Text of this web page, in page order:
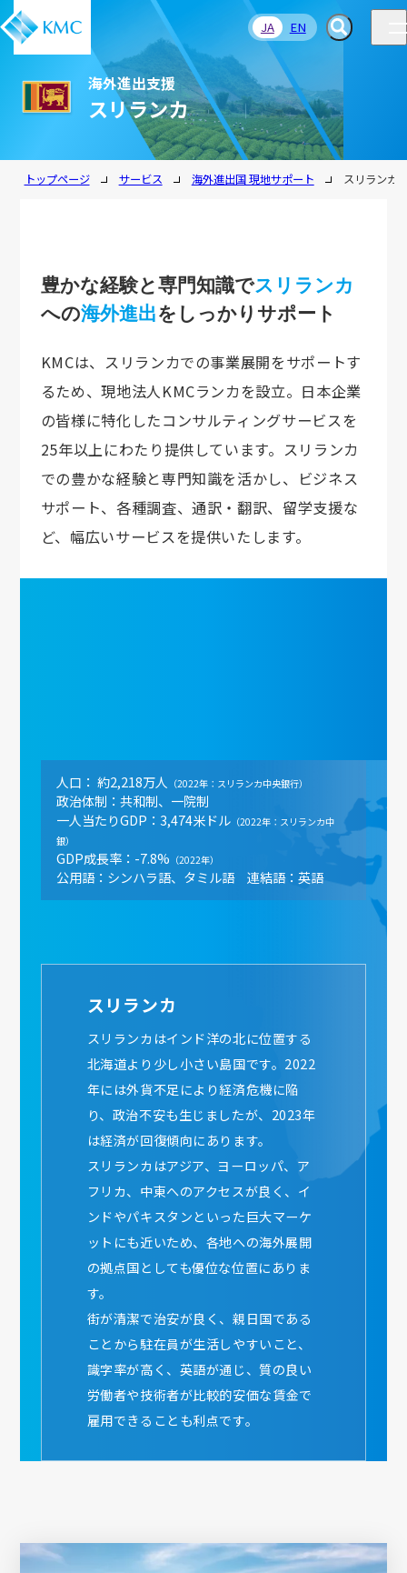
JA EN
海外進出支援
スリランカ
トップページ サービス 海外進出国 現地サポート スリランカ
豊かな経験と専門知識でスリランカ
への海外進出をしっかりサポート
KMCは、スリランカでの事業展開をサポートす
るため、現地法人KMCランカを設立。日本企業
の皆様に特化したコンサルティングサービスを
25年以上にわたり提供しています。スリランカ
での豊かな経験と専門知識を活かし、ビジネス
サポート、各種調査、通訳・翻訳、留学支援な
ど、幅広いサービスを提供いたします。
人口： 約2,218万人 （2022年：スリランカ中央銀行）
政治体制：共和制、一院制
一人当たりGDP：3,474米ドル （2022年：スリランカ中
銀）
GDP成長率：-7.8% （2022年）
公用語：シンハラ語、タミル語 連結語：英語
スリランカ
スリランカはインド洋の北に位置する
北海道より少し小さい島国です。2022
年には外貨不足により経済危機に陥
り、政治不安も生じましたが、2023年
は経済が回復傾向にあります。
スリランカはアジア、ヨーロッパ、ア
フリカ、中東へのアクセスが良く、イ
ンドやパキスタンといった巨大マーケ
ットにも近いため、各地への海外展開
の拠点国としても優位な位置にありま
す。
街が清潔で治安が良く、親日国である
ことから駐在員が生活しやすいこと、
識字率が高く、英語が通じ、質の良い
労働者や技術者が比較的安価な賃金で
雇用できることも利点です。